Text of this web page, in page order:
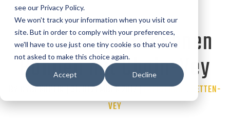
see our Privacy Policy.
We won't track your information when you visit our
site. But in order to comply with your preferences,
we'll have to use just one tiny cookie so that you're
not asked to make this choice again.
Accept Decline
Fördern von trockenen
Bohnen mit Chain-Vey
Categories
BY CYBEROPTIK | 31. DEZEMBER 2017 |FALLSTUDIE
KETTEN-
VEY